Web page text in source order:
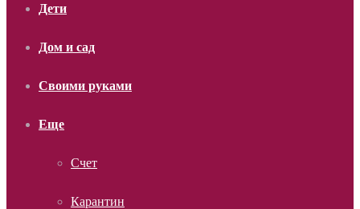
Дети
Дом и сад
Своими руками
Еще
Счет
Карантин